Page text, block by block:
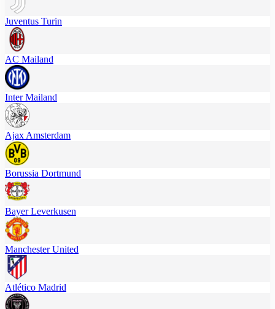
Juventus Turin
AC Mailand
Inter Mailand
Ajax Amsterdam
Borussia Dortmund
Bayer Leverkusen
Manchester United
Atlético Madrid